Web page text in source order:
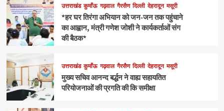
उत्तराखंड कुमाँऊ गढ़वाल गैरसैण दिल्ली देहरादून मसूरी
*हर घर तिरंगा अभियान को जन-जन तक पहुंचाने
का आह्वान, मंत्री गणेश जोशी ने कार्यकर्ताओं संग
की बैठक*
उत्तराखंड कुमाँऊ गढ़वाल गैरसैण दिल्ली देहरादून मसूरी
मुख्य सचिव आनन्द बर्द्धन ने वाह्य सहायतित
परियोजनाओं की प्रगति की कि समीक्षा